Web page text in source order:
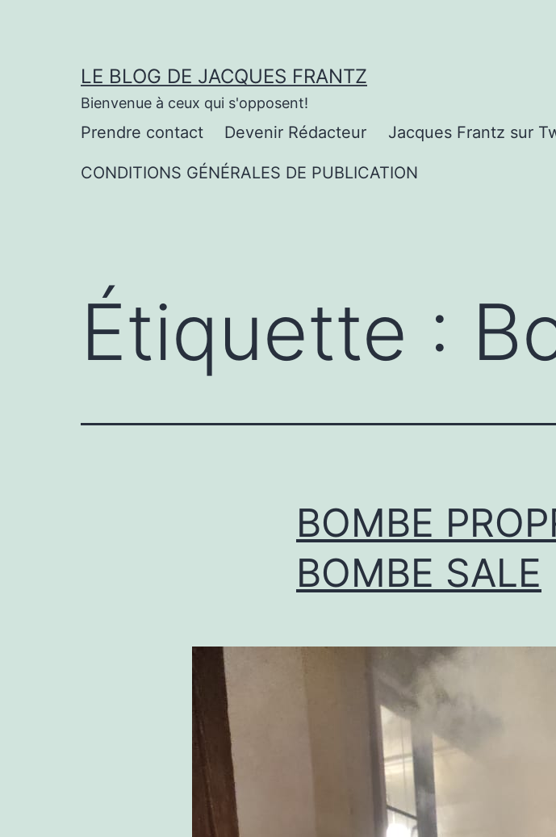
LE BLOG DE JACQUES FRANTZ
Bienvenue à ceux qui s'opposent!
Prendre contact Devenir Rédacteur Jacques Frantz sur
CONDITIONS GÉNÉRALES DE PUBLICATION
Étiquette :
BOMBE
BOMBE SALE